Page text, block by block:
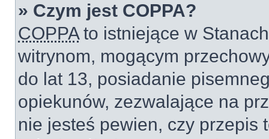
» Czym jest COPPA?
COPPAto istniejące w
witrynom, mogącym
do lat 13, posiadanie
opiekunów, zezwalające na
nie jesteś pewien, czy przepis